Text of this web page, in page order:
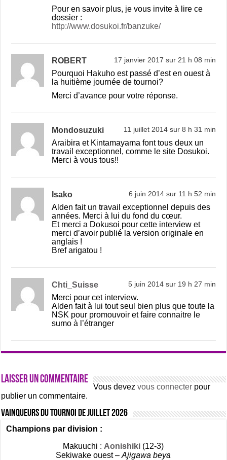
Pour en savoir plus, je vous invite à lire ce
dossier :
http://www.dosukoi.fr/banzuke/
ROBERT 17 janvier 2017 sur 21 h 08 min
Pourquoi Hakuho est passé d’est en ouest à
la huitième journée de tournoi?
Merci d’avance pour votre réponse.
Mondosuzuki 11 juillet 2014 sur 8 h 31 min
Araibira et Kintamayama font tous deux un
travail exceptionnel, comme le site Dosukoi.
Merci à vous tous!!
Isako 6 juin 2014 sur 11 h 52 min
Alden fait un travail exceptionnel depuis des
années. Merci à lui du fond du cœur.
Et merci a Dokusoi pour cette interview et
merci d’avoir publié la version originale en
anglais !
Bref arigatou !
Chti_Suisse 5 juin 2014 sur 19 h 27 min
Merci pour cet interview.
Alden fait à lui tout seul bien plus que toute la
NSK pour promouvoir et faire connaitre le
sumo à l’étranger
Laisser un commentaire
Vous devezvous connecter pour
publier un commentaire.
Vainqueurs du tournoi de Juillet 2026
Champions par division :
Makuuchi : Aonishiki (12-3)
Sekiwake ouest –Ajigawa beya